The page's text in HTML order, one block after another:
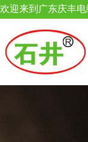
欢迎来到广东庆丰